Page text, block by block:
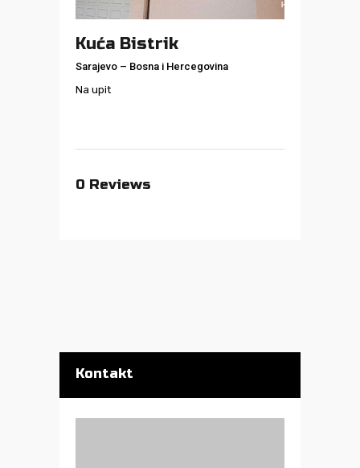
Kuća Bistrik
Sarajevo – Bosna i Hercegovina
Na upit
0 Reviews
Kontakt